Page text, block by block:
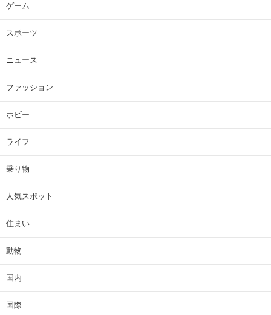
ゲーム
スポーツ
ニュース
ファッション
ホビー
ライフ
乗り物
人気スポット
住まい
動物
国内
国際